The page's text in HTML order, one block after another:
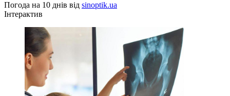
Погода на 10 днів від sinoptik.ua
Інтерактив